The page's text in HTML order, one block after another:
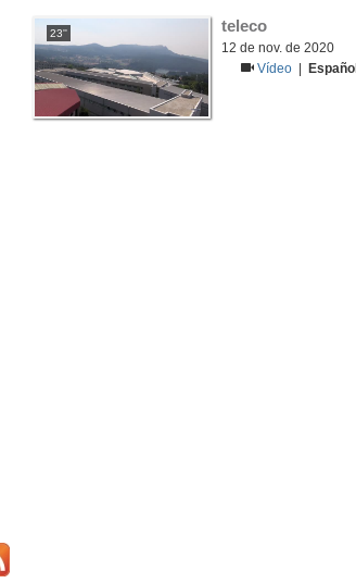
23'' teleco
12 de nov. de 2020
Vídeo
Español